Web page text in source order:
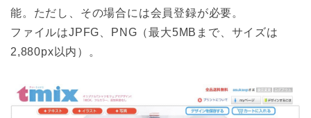
能。ただし、その場合には会員登録が必要。
ファイルはJPFG、PNG（最大5MBまで、サイズは
2,880px以内）。